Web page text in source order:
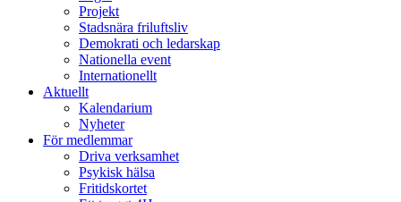
Projekt
Stadsnära friluftsliv
Demokrati och ledarskap
Nationella event
Internationellt
Aktuellt
Kalendarium
Nyheter
För medlemmar
Driva verksamhet
Psykisk hälsa
Fritidskortet